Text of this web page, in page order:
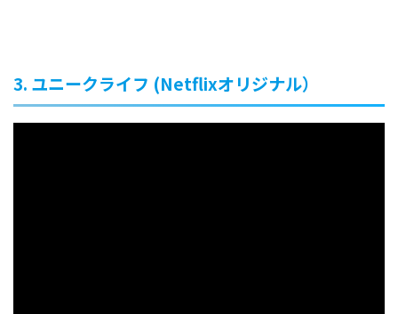
3. ユニークライフ (Netflixオリジナル）